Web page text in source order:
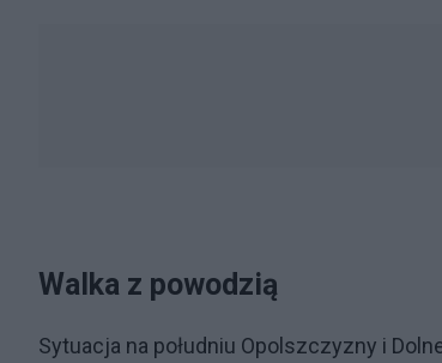
Walka z powodzią
Sytuacja na południu Opolszczyzny i